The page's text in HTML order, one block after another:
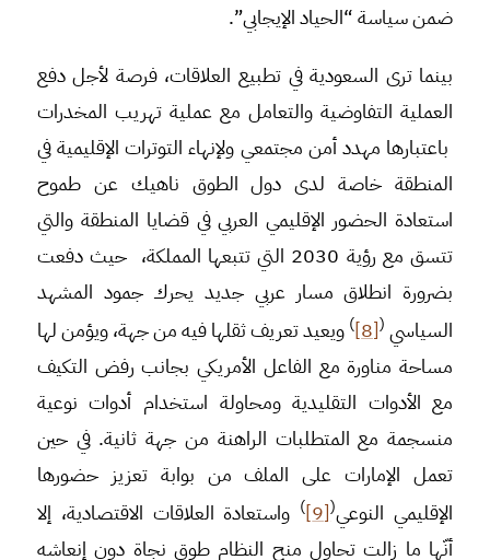
ضمن سياسة “الحياد الإيجابي”.
بينما ترى السعودية في تطبيع العلاقات، فرصة لأجل دفع
العملية التفاوضية والتعامل مع عملية تهريب المخدرات
باعتبارها مهدد أمن مجتمعي ولإنهاء التوترات الإقليمية في
المنطقة خاصة لدى دول الطوق ناهيك عن طموح
استعادة الحضور الإقليمي العربي في قضايا المنطقة والتي
تتسق مع رؤية 2030 التي تتبعها المملكة، حيث دفعت
بضرورة انطلاق مسار عربي جديد يحرك جمود المشهد
السياسي (
[8]
) ويعيد تعريف ثقلها فيه من جهة، ويؤمن لها
مساحة مناورة مع الفاعل الأمريكي بجانب رفض التكيف
مع الأدوات التقليدية ومحاولة استخدام أدوات نوعية
منسجمة مع المتطلبات الراهنة من جهة ثانية. في حين
تعمل الإمارات على الملف من بوابة تعزيز حضورها
الإقليمي النوعي(
[9]
) واستعادة العلاقات الاقتصادية، إلا
أنّها ما زالت تحاول منح النظام طوق نجاة دون إنعاشه